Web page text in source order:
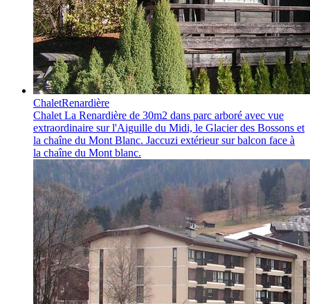
ChaletRenardière
Chalet La Renardière de 30m2 dans parc arboré avec vue
extraordinaire sur l'Aiguille du Midi, le Glacier des Bossons et
la chaîne du Mont Blanc. Jaccuzi extérieur sur balcon face à
la chaîne du Mont blanc.